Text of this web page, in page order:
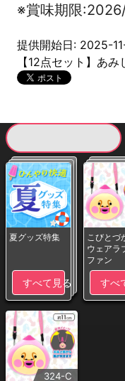
※賞味期限
提供開始日: 2025-
【12点セット】あ
夏グッズ特集
すべて見る
こびとづ
ウェアラ
ファン
すべ
324-C